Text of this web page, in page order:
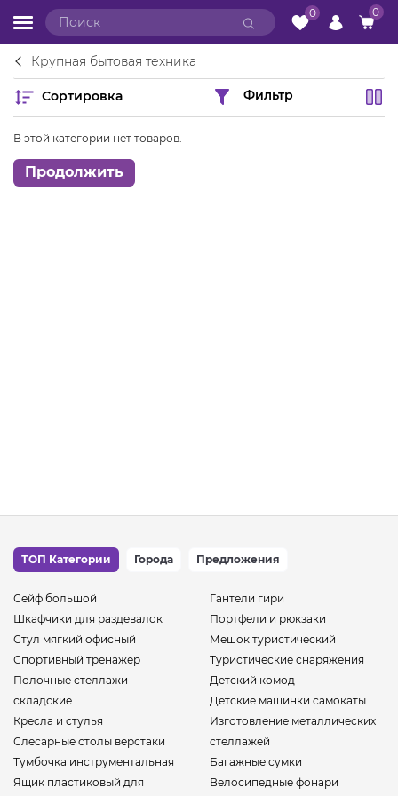
0 0
Крупная бытовая техника
Сортировка Фильтр
В этой категории нет товаров.
Продолжить
ТОП Категории Города Предложения
Сейф большой
Шкафчики для раздевалок
Стул мягкий офисный
Спортивный тренажер
Полочные стеллажи
складские
Кресла и стулья
Слесарные столы верстаки
Тумбочка инструментальная
Гантели гири
Портфели и рюкзаки
Мешок туристический
Туристические снаряжения
Детский комод
Детские машинки самокаты
Изготовление металлических
стеллажей
Багажные сумки
Ящик пластиковый для
Велосипедные фонари